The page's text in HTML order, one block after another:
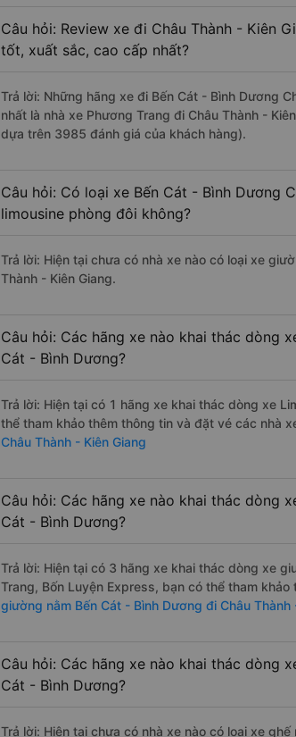
Câu hỏi: Review xe đi Châu Thành - Kiên
tốt, xuất sắc, cao cấp nhất?
Trả lời: Những hãng xe đi Bến Cát - Bình Dương
nhất là nhà xe Phương Trang đi Châu Thành -
dựa trên 3985 đánh giá của khách hàng).
Câu hỏi: Có loại xe Bến Cát - Bình Dương
limousine phòng đôi không?
Trả lời: Hiện tại chưa có nhà xe nào có loại xe
Thành - Kiên Giang.
Câu hỏi: Các hãng xe nào khai thác dòng
Cát - Bình Dương?
Trả lời: Hiện tại có 1 hãng xe khai thác dòng xe
thể tham khảo thêm thông tin và đặt vé các nhà
Châu Thành - Kiên Giang
Câu hỏi: Các hãng xe nào khai thác dòng
Cát - Bình Dương?
Trả lời: Hiện tại có 3 hãng xe khai thác dòng xe
Trang, Bốn Luyện Express, bạn có thể tham
giường nằm Bến Cát - Bình Dương đi Châu Thành
Câu hỏi: Các hãng xe nào khai thác dòng
Cát - Bình Dương?
Trả lời: Hiện tại chưa có nhà xe nào có loại xe